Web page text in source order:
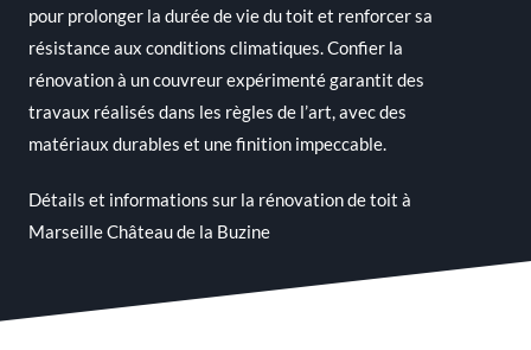
pour prolonger la durée de vie du toit et renforcer sa
résistance aux conditions climatiques. Confier la
rénovation à un couvreur expérimenté garantit des
travaux réalisés dans les règles de l’art, avec des
matériaux durables et une finition impeccable.
Détails et informations sur la rénovation de toit à
Marseille Château de la Buzine